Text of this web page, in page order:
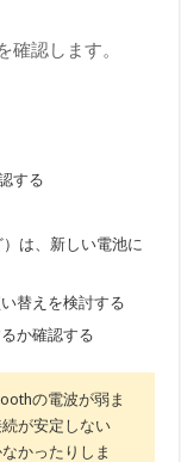
認します。
する
は、新しい電池に
替えを検討する
か確認する
の電波が弱ま
が安定しない
かったりしま